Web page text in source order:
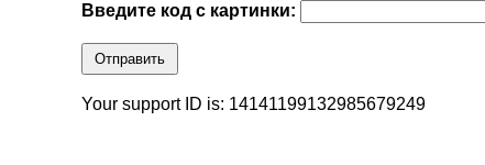
Введите код с картинки:
Отправить
Your support ID is: 14141199132985679249